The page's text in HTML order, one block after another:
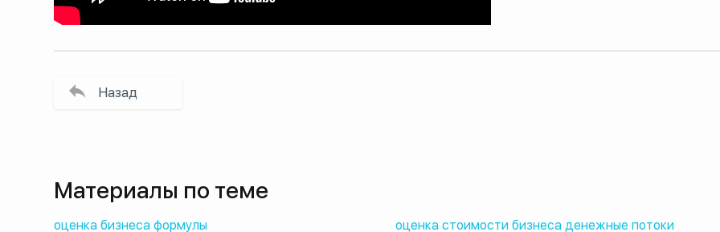
Назад
Материалы по теме
оценка бизнеса формулы
оценка стоимости бизнеса денежные потоки